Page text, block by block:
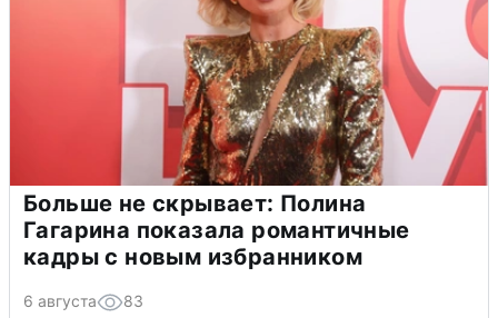
Больше не скрывает: Полина
Гагарина показала романтичные
кадры с новым избранником
6 августа 83